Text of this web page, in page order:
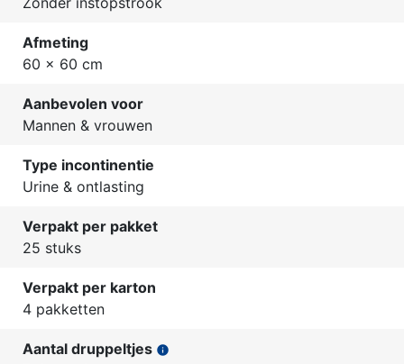
Afmeting
60 x 60 cm
Aanbevolen voor
Mannen & vrouwen
Type incontinentie
Urine & ontlasting
Verpakt per pakket
25 stuks
Verpakt per karton
4 pakketten
Aantal druppeltjes info